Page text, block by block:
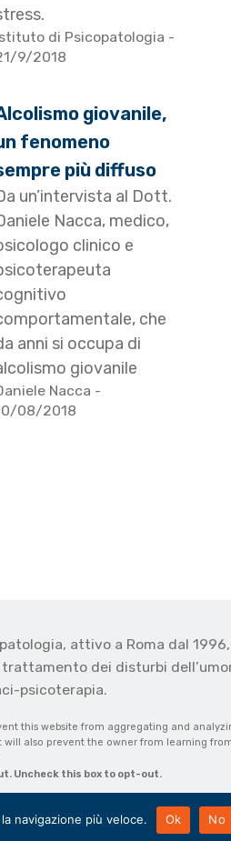
di Psicopatologia -
9/2018
giovanile,
fenomeno
più diffuso
un’intervista al Dott.
Nacca, medico,
clinico e
che
anni si occupa di
giovanile
Nacca -
08/2018
attivo a Roma dal
dei disturbi
psicoterapia.
this website from aggregating and
will also prevent the owner from learning
Uncheck this box to opt-out.
navigazione più veloce. Ok No